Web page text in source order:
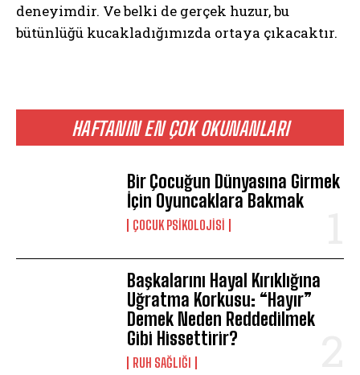
HAFTANIN EN ÇOK OKUNANLARI
Bir Çocuğun Dünyasına Girmek
İçin Oyuncaklara Bakmak
ÇOCUK PSIKOLOJISI
Başkalarını Hayal Kırıklığına
Uğratma Korkusu: “Hayır”
Demek Neden Reddedilmek
Gibi Hissettirir?
⁠RUH SAĞLIĞI
deneyimdir. Ve belki de gerçek huzur, bu
bütünlüğü kucakladığımızda ortaya çıkacaktır.